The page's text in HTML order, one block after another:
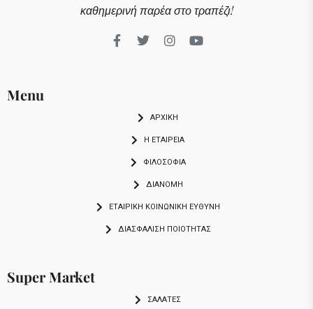
καθημερινή παρέα στο τραπέζι!
Menu
ΑΡΧΙΚΗ
Η ΕΤΑΙΡΕΙΑ
ΦΙΛΟΣΟΦΙΑ
ΔΙΑΝΟΜΗ
ΕΤΑΙΡΙΚΉ ΚΟΙΝΩΝΙΚΉ ΕΥΘΎΝΗ
ΔΙΑΣΦΆΛΙΣΗ ΠΟΙΌΤΗΤΑΣ
Super Market
ΣΑΛΑΤΕΣ